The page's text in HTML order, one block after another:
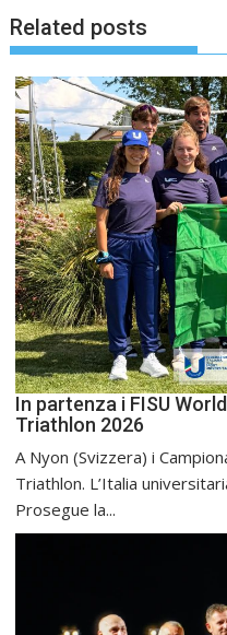
Related posts
In partenza i FISU
Triathlon 2026
A Nyon (Svizzera) i
Triathlon. L’Italia
Prosegue la...